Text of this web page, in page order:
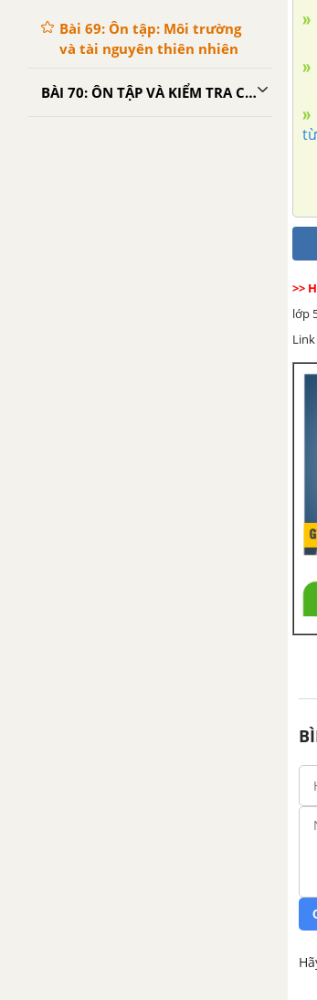
Bài 69: Ôn tập: Môi trường
và tài nguyên thiên nhiên
BÀI 70: ÔN TẬP VÀ KIỂM TRA CUỐI NĂM
>>
lớp
Link